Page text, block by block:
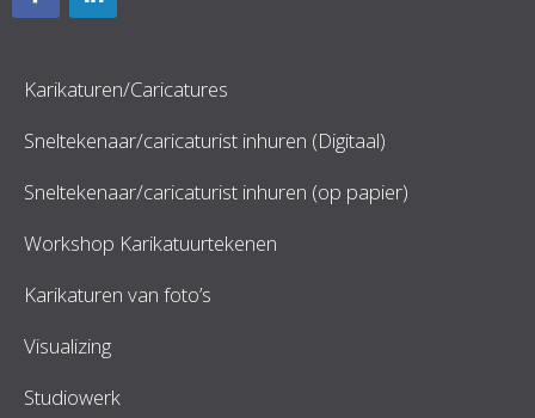
Karikaturen/Caricatures
Sneltekenaar/caricaturist inhuren (Digitaal)
Sneltekenaar/caricaturist inhuren (op papier)
Workshop Karikatuurtekenen
Karikaturen van foto’s
Visualizing
Studiowerk